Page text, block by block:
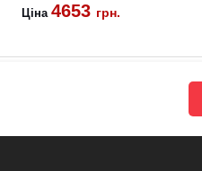
Ціна 4653 грн.